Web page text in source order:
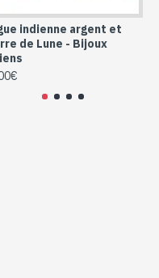
indienne argent et
de Lune - Bijoux